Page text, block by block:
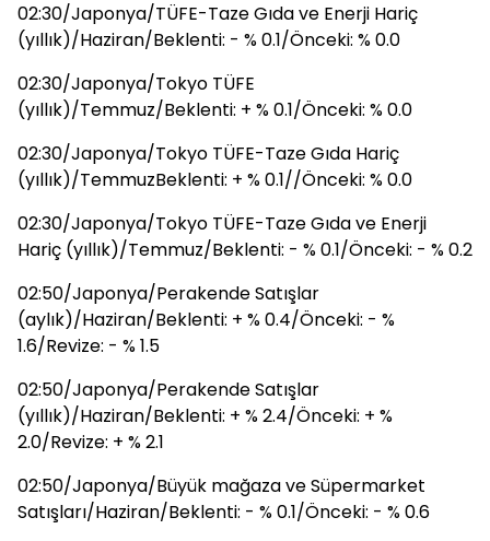
02:30/Japonya/TÜFE-Taze Gıda ve Enerji Hariç
(yıllık)/Haziran/Beklenti: - % 0.1/Önceki: % 0.0
02:30/Japonya/Tokyo TÜFE
(yıllık)/Temmuz/Beklenti: + % 0.1/Önceki: % 0.0
02:30/Japonya/Tokyo TÜFE-Taze Gıda Hariç
(yıllık)/TemmuzBeklenti: + % 0.1//Önceki: % 0.0
02:30/Japonya/Tokyo TÜFE-Taze Gıda ve Enerji
Hariç (yıllık)/Temmuz/Beklenti: - % 0.1/Önceki: - % 0.2
02:50/Japonya/Perakende Satışlar
(aylık)/Haziran/Beklenti: + % 0.4/Önceki: - %
1.6/Revize: - % 1.5
02:50/Japonya/Perakende Satışlar
(yıllık)/Haziran/Beklenti: + % 2.4/Önceki: + %
2.0/Revize: + % 2.1
02:50/Japonya/Büyük mağaza ve Süpermarket
Satışları/Haziran/Beklenti: - % 0.1/Önceki: - % 0.6